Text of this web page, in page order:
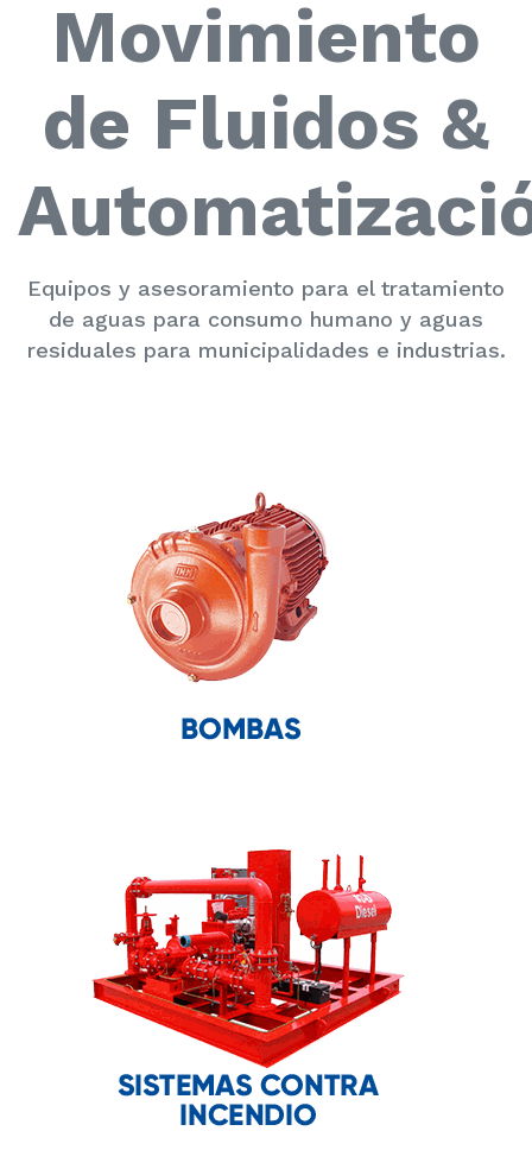
Movimiento
de Fluidos &
Equipos y asesoramiento para el tratamiento
de aguas para consumo humano y aguas
residuales para municipalidades e industrias.